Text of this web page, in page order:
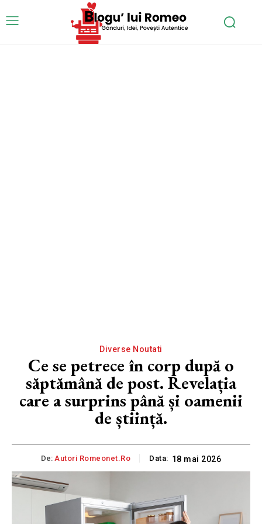
Diverse Noutati
Ce se petrece în corp după o
săptămână de post. Revelația
care a surprins până și oamenii
de știință.
De: Autori Romeonet.ro Data: 18 mai 2026